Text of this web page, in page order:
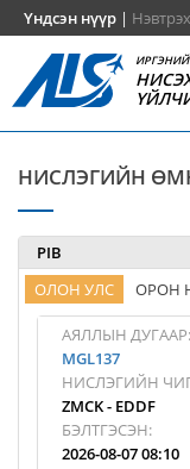
Үндсэн нүүр | Нэвтрэх
НИСЛЭГИЙН
PIB
ОЛОН УЛС
ОРОН
АЯЛЛЫН ДУГААР:
MGL137
НИСЛЭГИЙН
ZMCK- EDDF
БЭЛТГЭСЭН:
2026-08-07 08:10